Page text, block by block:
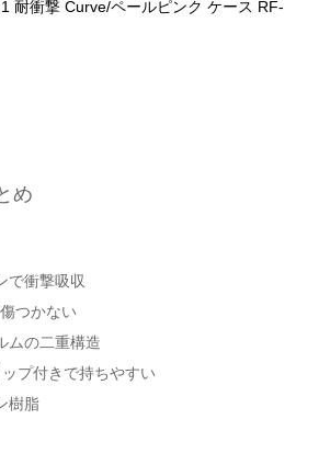
耐衝撃 Curve/ペールピンク ケース RF-
め
で衝撃吸収
つかない
ムの二重構造
プ付きで持ちやすい
樹脂